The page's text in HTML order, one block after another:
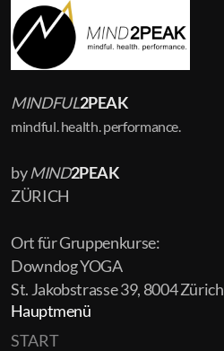
MINDFUL2PEAK
mindful. health. performance.
byMIND2PEAK
ZÜRICH
Ort für Gruppenkurse:
Downdog YOGA
St. Jakobstrasse 39, 8004 Zürich
Hauptmenü
START